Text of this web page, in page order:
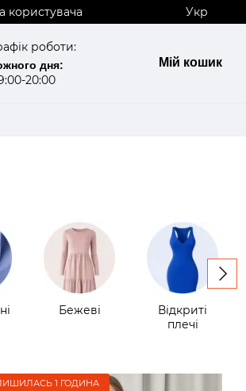
користувача
Укр
роботи:
дня:
20:00
Мій кошик
Бежеві
Відкриті
плечі
1 ГОДИНА